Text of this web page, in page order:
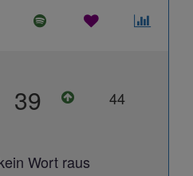
39 44
Wort raus